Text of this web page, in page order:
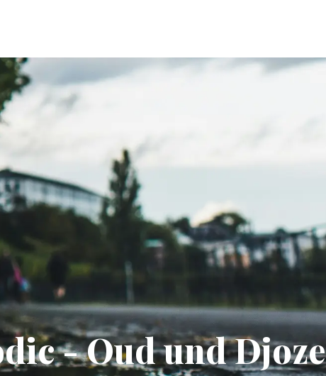
- Oud und Djoze